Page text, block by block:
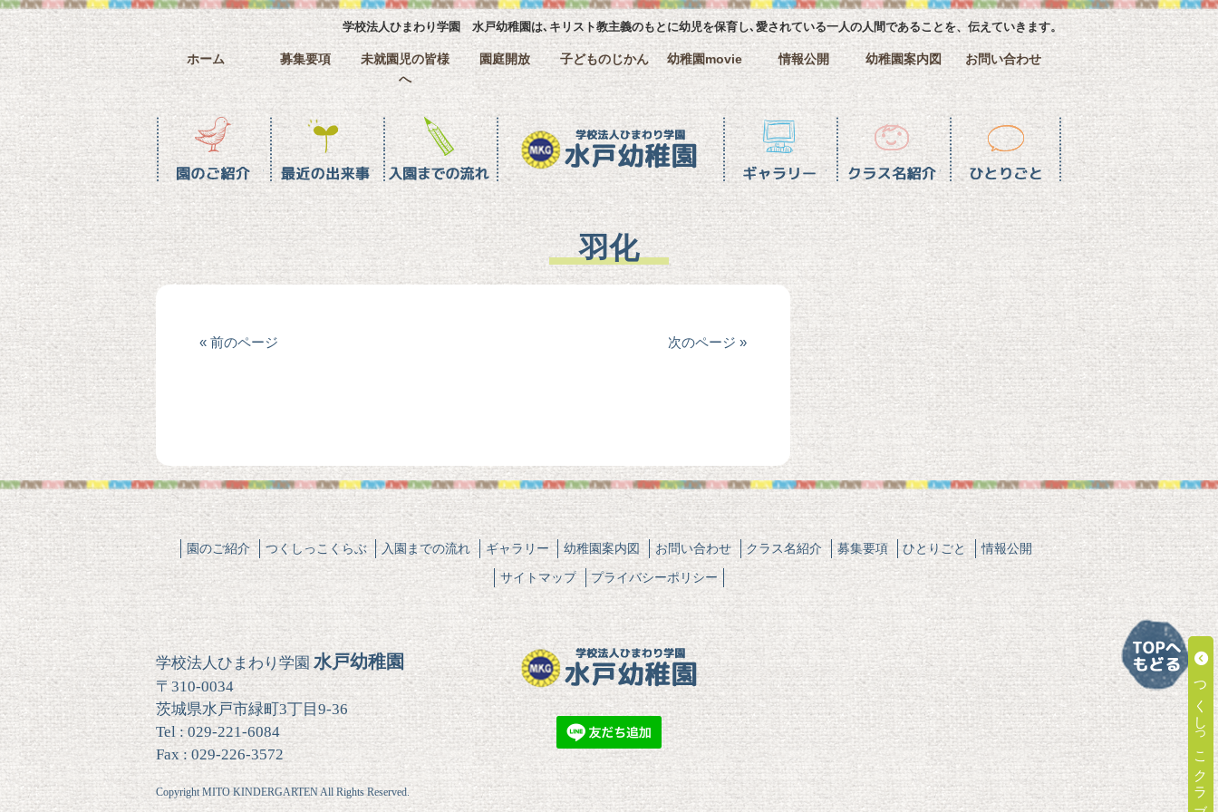
学校法人ひまわり学園 水戸幼稚園は､キリスト教主義のもとに幼児を保育し､愛されている一人の人間であることを、伝えていきます。
ホーム 募集要項
未就園児の皆様
へ
園庭開放 子どものじかん 幼稚園movie 情報公開 幼稚園案内図 お問い合わせ
園のご紹介 最近の水戸幼稚園 入園までの流れホーム ギャラリー クラス名紹介 ひとりごと一覧
羽化
« 前のページ 次のページ »
つくしっこクラブ
園のご紹介 つくしっこくらぶ 入園までの流れ ギャラリー 幼稚園案内図 お問い合わせ クラス名紹介 募集要項 ひとりごと
情報公開
サイトマップ
プライバシーポリシー
学校法人ひまわり学園 水戸幼稚園
〒310-0034
茨城県水戸市緑町3丁目9-36
Tel : 029-221-6084
Fax : 029-226-3572
Copyright MITO KINDERGARTEN All Rights Reserved.